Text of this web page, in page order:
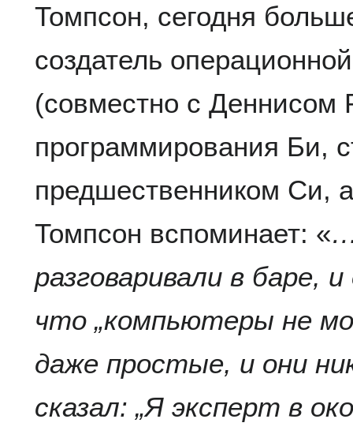
Томпсон, сегодня
создатель
(совместно с Деннисом
программирования Би,
предшественником Си,
Томпсон вспоминает: «
разговаривали в баре,
что „компьютеры не
даже простые, и они
сказал: „Я эксперт в